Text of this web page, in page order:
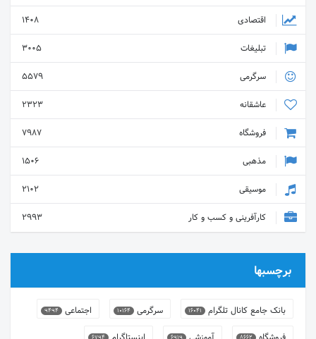
اقتصادی
1408
تبلیغات
3005
سرگرمی
5579
عاشقانه
2323
فروشگاه
7987
مذهبی
1506
موسیقی
2102
کارآفرینی و کسب و کار
2993
برچسبها
بانک جامع کانال تلگرام 16041 سرگرمی 10164 اجتماعی 9494